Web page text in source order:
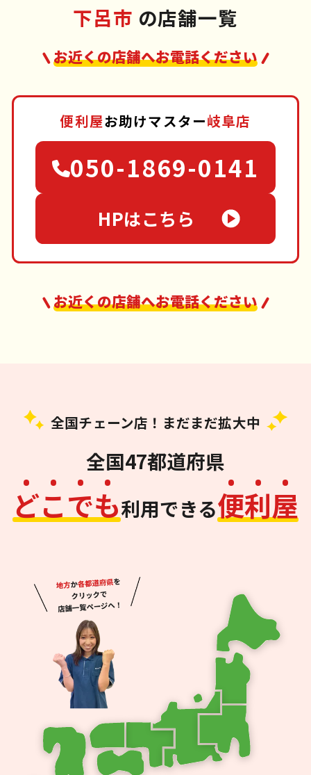
下呂市 の店舗一覧
お近くの店舗へお電話ください
便利屋お助けマスター岐阜店
050-1869-0141
HPはこちら
お近くの店舗へお電話ください
全国チェーン店！まだまだ拡大中
全国47都道府県
どこでも利用できる便利屋